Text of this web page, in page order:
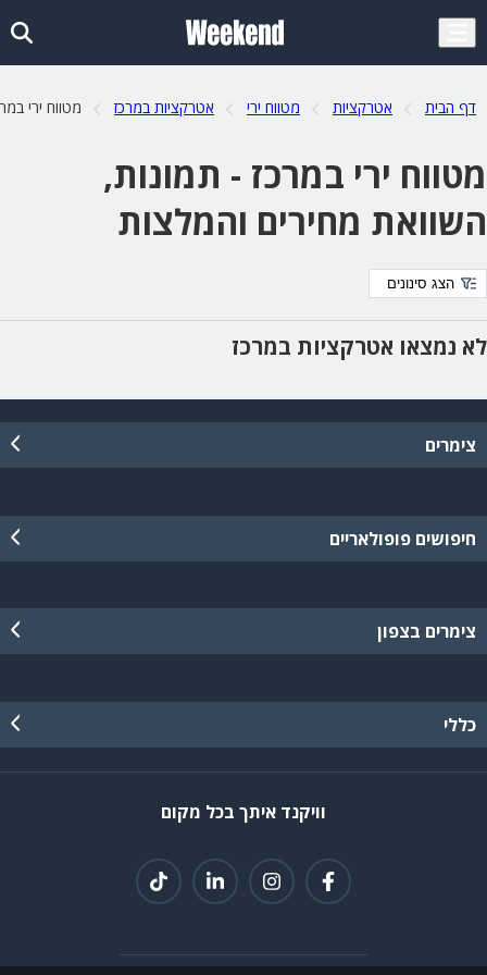
דף הבית אטרקציות מטווח ירי אטרקציות במרכז מטווח ירי
מטווח ירי במרכז - תמונות,
השוואת מחירים והמלצות
לא נמצאו אטרקציות במרכז
הצג סינונים
צימרים
חיפושים פופולאריים
צימרים בצפון
כללי
וויקנד איתך בכל מקום